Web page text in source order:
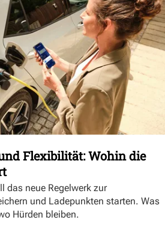
Flexibilität: Wohin die
das neue Regelwerk zur
und Ladepunkten starten. Was
Hürden bleiben.